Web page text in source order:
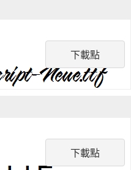
下載點
下載點